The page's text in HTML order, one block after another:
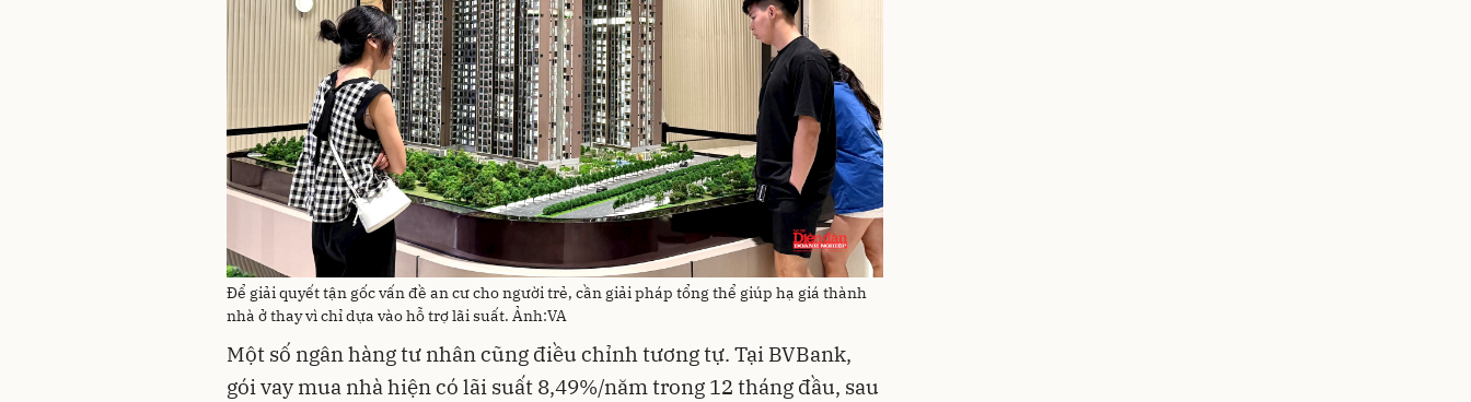
Để giải quyết tận gốc vấn đề an cư cho người trẻ, cần giải pháp tổng thể giúp hạ giá thành
nhà ở thay vì chỉ dựa vào hỗ trợ lãi suất. Ảnh:VA
Một số ngân hàng tư nhân cũng điều chỉnh tương tự. Tại BVBank,
gói vay mua nhà hiện có lãi suất 8,49%/năm trong 12 tháng đầu, sau